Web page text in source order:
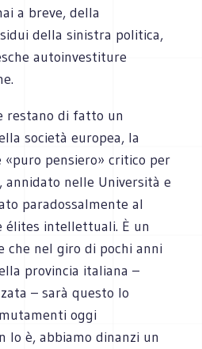
a breve, della
della sinistra politica,
autoinvestiture
restano di fatto un
società europea, la
pensiero» critico per
annidato nelle Università e
paradossalmente al
intellettuali. È un
che nel giro di pochi anni
provincia italiana –
– sarà questo lo
oggi
lo è, abbiamo dinanzi un